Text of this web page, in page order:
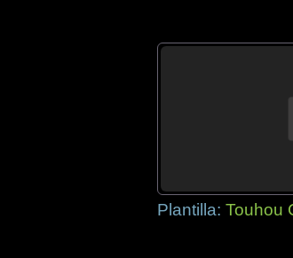
Plantilla: Touhou